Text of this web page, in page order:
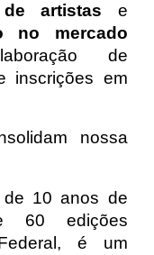
artistas e
no mercado
de
inscrições em
nossa
10 anos de
60 edições
é um